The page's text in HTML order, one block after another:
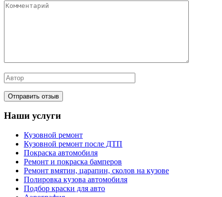
Наши услуги
Кузовной ремонт
Кузовной ремонт после ДТП
Покраска автомобиля
Ремонт и покраска бамперов
Ремонт вмятин, царапин, сколов на кузове
Полировка кузова автомобиля
Подбор краски для авто